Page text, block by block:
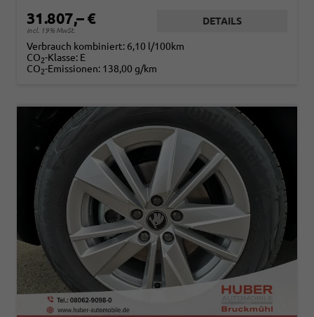
31.807,– €
incl. 19% MwSt.
DETAILS
Verbrauch kombiniert: 6,10 l/100km
CO2-Klasse: E
CO2-Emissionen: 138,00 g/km